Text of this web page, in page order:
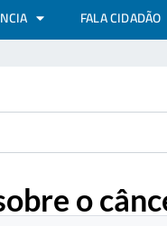
FALA CIDADÃO
o